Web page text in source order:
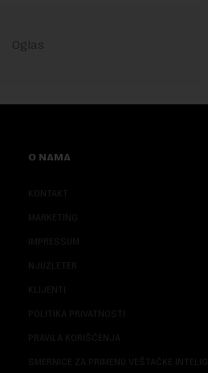
O NAMA
KONTAKT
MARKETING
IMPRESSUM
NJUZLETER
KLIJENTI
POLITIKA PRIVATNOSTI
PRAVILA KORIŠĆENJA
SMERNICE ZA PRIMENU VEŠTAČKE